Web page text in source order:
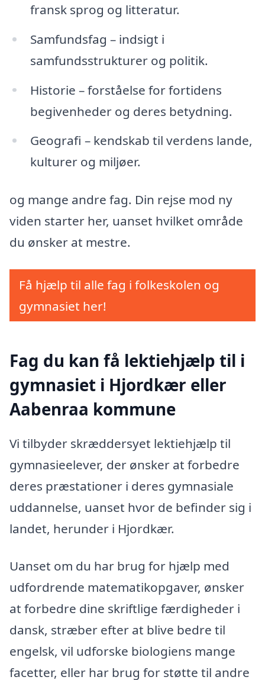
fransk sprog og litteratur.
Samfundsfag – indsigt i
samfundsstrukturer og politik.
Historie – forståelse for fortidens
begivenheder og deres betydning.
Geografi – kendskab til verdens lande,
kulturer og miljøer.
og mange andre fag. Din rejse mod ny
viden starter her, uanset hvilket område
du ønsker at mestre.
Få hjælp til alle fag i folkeskolen og
gymnasiet her!
Fag du kan få lektiehjælp til i
gymnasiet i Hjordkær eller
Aabenraa kommune
Vi tilbyder skræddersyet lektiehjælp til
gymnasieelever, der ønsker at forbedre
deres præstationer i deres gymnasiale
uddannelse, uanset hvor de befinder sig i
landet, herunder i Hjordkær.
Uanset om du har brug for hjælp med
udfordrende matematikopgaver, ønsker
at forbedre dine skriftlige færdigheder i
dansk, stræber efter at blive bedre til
engelsk, vil udforske biologiens mange
facetter, eller har brug for støtte til andre